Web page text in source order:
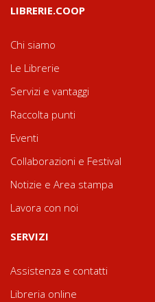
LIBRERIE.COOP
Chi siamo
Le Librerie
Servizi e vantaggi
Raccolta punti
Eventi
Collaborazioni e Festival
Notizie e Area stampa
Lavora con noi
SERVIZI
Assistenza e contatti
Libreria online